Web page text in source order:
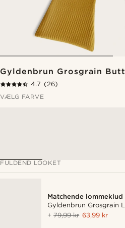
Gyldenbrun Grosgrain
4.7 (26)
VÆLG FARVE
FULDEND LOOKET
Matchende lommeklud
Gyldenbrun Grosgrain
+79,99 kr 63,99 kr